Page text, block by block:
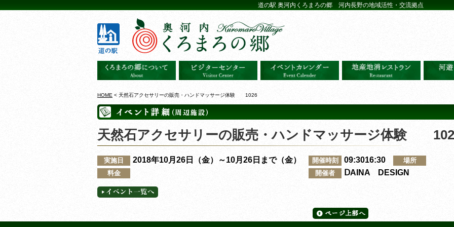
道の駅 奥河内くろまろの郷 河内長野の地域活性・交流拠点
HOME < 天然石アクセサリーの販売・ハンドマッサージ体験 1026
天然石アクセサリーの販売・ハンドマッサージ体験
実施日 2018年10月26日（金）～10月26日まで（金） 開催時刻 09:3016:30
場所
料金
開催者 ⅮAINA DESIGN